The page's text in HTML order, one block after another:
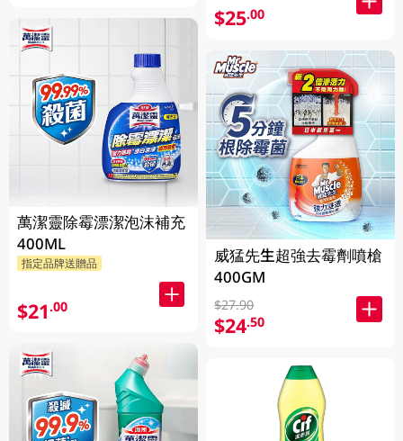
萬潔靈除霉漂潔泡沫補充
400ML
指定品牌送贈品
$21.00
$25.00
威猛先生超強去霉劑噴槍
400GM
$27.90
$24.50